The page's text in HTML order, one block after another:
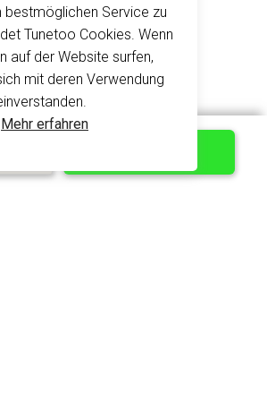
Hilfe
und Erstattungen
anfordern
Datenschutz
SERVICE
AGB
bestmöglichen Service zu
Tunetoo Cookies. Wenn
auf der Website surfen,
mit deren Verwendung
Mehr erfahren